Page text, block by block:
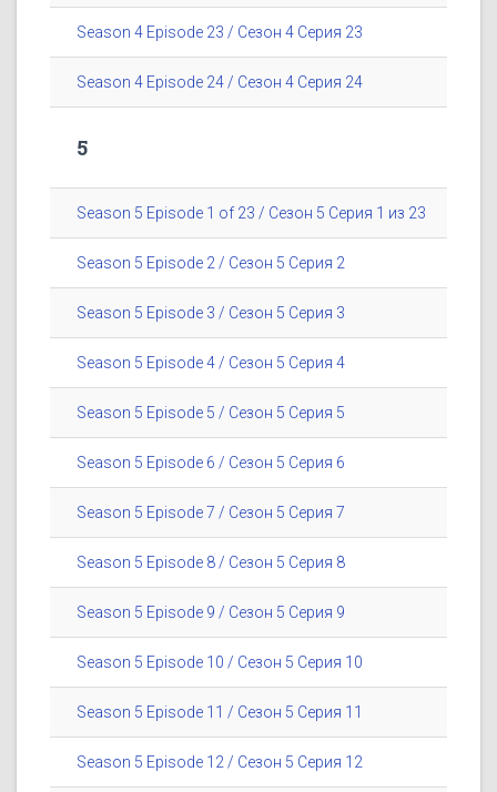
Season 4 Episode 23 / Сезон 4 Серия 23
Season 4 Episode 24 / Сезон 4 Серия 24
5
Season 5 Episode 1 of 23 / Сезон 5 Серия 1 из 23
Season 5 Episode 2 / Сезон 5 Серия 2
Season 5 Episode 3 / Сезон 5 Серия 3
Season 5 Episode 4 / Сезон 5 Серия 4
Season 5 Episode 5 / Сезон 5 Серия 5
Season 5 Episode 6 / Сезон 5 Серия 6
Season 5 Episode 7 / Сезон 5 Серия 7
Season 5 Episode 8 / Сезон 5 Серия 8
Season 5 Episode 9 / Сезон 5 Серия 9
Season 5 Episode 10 / Сезон 5 Серия 10
Season 5 Episode 11 / Сезон 5 Серия 11
Season 5 Episode 12 / Сезон 5 Серия 12